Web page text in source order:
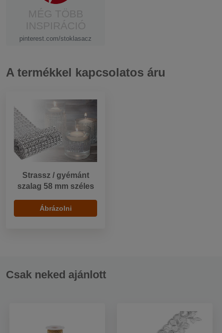
pinterest.com/stoklasacz
A termékkel kapcsolatos áru
Strassz / gyémánt
szalag 58 mm széles
Ábrázolni
Csak neked ajánlott